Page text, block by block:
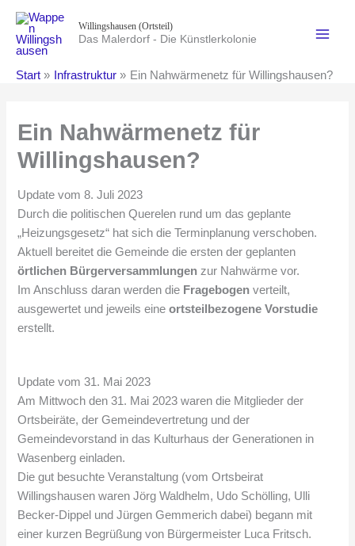
Inhalt
springen
Willingshausen (Ortsteil)
Das Malerdorf - Die Künstlerkolonie
Start Infrastruktur Ein Nahwärmenetz für Willingshausen?
Ein Nahwärmenetz für
Willingshausen?
Update vom 8. Juli 2023
Durch die politischen Querelen rund um das geplante
„Heizungsgesetz“ hat sich die Terminplanung verschoben.
Aktuell bereitet die Gemeinde die ersten der geplanten
örtlichen Bürgerversammlungen zur Nahwärme vor.
Im Anschluss daran werden die Fragebogenverteilt,
ausgewertet und jeweils eineortsteilbezogene Vorstudie
erstellt.
Update vom 31. Mai 2023
Am Mittwoch den 31. Mai 2023 waren die Mitglieder der
Ortsbeiräte, der Gemeindevertretung und der
Gemeindevorstand in das Kulturhaus der Generationen in
Wasenberg einladen.
Die gut besuchte Veranstaltung (vom Ortsbeirat
Willingshausen waren Jörg Waldhelm, Udo Schölling, Ulli
Becker-Dippel und Jürgen Gemmerich dabei) begann mit
einer kurzen Begrüßung von Bürgermeister Luca Fritsch.